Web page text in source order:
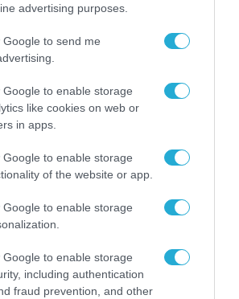
advertising purposes.
to send me
Google to enable storage
like cookies on web or
in apps.
Google to enable storage
of the website or app.
Google to enable storage
Google to enable storage
including authentication
fraud prevention, and other
- ΚΑΤΑΡΤΙΣΗ